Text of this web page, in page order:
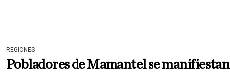
REGIONES
Pobladores de Mamantel se manifiestan